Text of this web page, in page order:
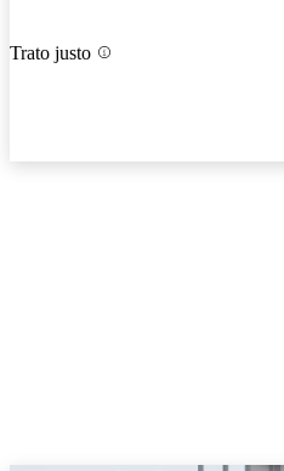
Trato justo